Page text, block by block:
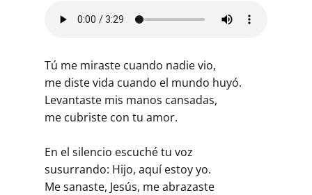
Tú me miraste cuando nadie vio,
me diste vida cuando el mundo huyó.
Levantaste mis manos cansadas,
me cubriste con tu amor.
En el silencio escuché tu voz
susurrando: Hijo, aquí estoy yo.
Me sanaste, Jesús, me abrazaste